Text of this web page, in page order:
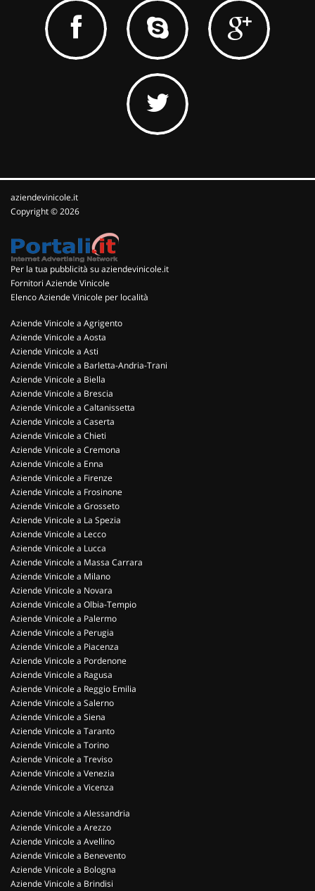
aziendevinicole.it
Copyright © 2026
Per la tua pubblicità su aziendevinicole.it
Fornitori Aziende Vinicole
Elenco Aziende Vinicole per località
Aziende Vinicole a Agrigento
Aziende Vinicole a Aosta
Aziende Vinicole a Asti
Aziende Vinicole a Barletta-Andria-Trani
Aziende Vinicole a Biella
Aziende Vinicole a Brescia
Aziende Vinicole a Caltanissetta
Aziende Vinicole a Caserta
Aziende Vinicole a Chieti
Aziende Vinicole a Cremona
Aziende Vinicole a Enna
Aziende Vinicole a Firenze
Aziende Vinicole a Frosinone
Aziende Vinicole a Grosseto
Aziende Vinicole a La Spezia
Aziende Vinicole a Lecco
Aziende Vinicole a Lucca
Aziende Vinicole a Massa Carrara
Aziende Vinicole a Milano
Aziende Vinicole a Novara
Aziende Vinicole a Olbia-Tempio
Aziende Vinicole a Palermo
Aziende Vinicole a Perugia
Aziende Vinicole a Piacenza
Aziende Vinicole a Pordenone
Aziende Vinicole a Ragusa
Aziende Vinicole a Reggio Emilia
Aziende Vinicole a Salerno
Aziende Vinicole a Siena
Aziende Vinicole a Taranto
Aziende Vinicole a Torino
Aziende Vinicole a Treviso
Aziende Vinicole a Venezia
Aziende Vinicole a Vicenza
Aziende Vinicole a Alessandria
Aziende Vinicole a Arezzo
Aziende Vinicole a Avellino
Aziende Vinicole a Benevento
Aziende Vinicole a Bologna
Aziende Vinicole a Brindisi